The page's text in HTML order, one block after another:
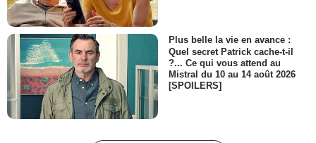
Plus belle la vie en avance :
Quel secret Patrick cache-t-il
?... Ce qui vous attend au
Mistral du 10 au 14 août 2026
[SPOILERS]